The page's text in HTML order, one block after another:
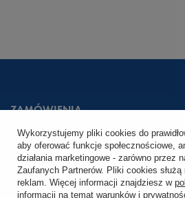
ZAMÓWIENIA
Status zamówienia
Śledzenie przesyłki
Wykorzystujemy pliki cookies do
aby oferować funkcje społecznościowe,
działania marketingowe - zarówno przez
Zaufanych Partnerów. Pliki cookies
reklam. Więcej informacji znajdziesz w
informacji na temat warunków i